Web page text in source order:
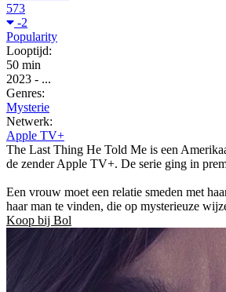
573
-2
Popularity
Looptijd:
50 min
2023 - ...
Genres:
Mysterie
Netwerk:
Apple TV+
The Last Thing He Told Me is een
de zender Apple TV+. De serie ging in
Een vrouw moet een relatie smeden met
haar man te vinden, die op mysterieuze
Koop bij Bol